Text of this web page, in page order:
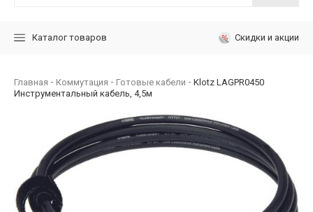
Каталог товаров Скидки и акции
Главная Коммутация Готовые кабели
Klotz LAGPR0450
Инструментальный кабель, 4,5м